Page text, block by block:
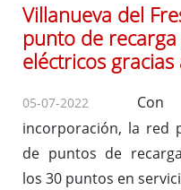
Villanueva del
punto de
eléctricos gracias
05-07-2022 Con
incorporación, la red
de puntos de
los 30 puntos en